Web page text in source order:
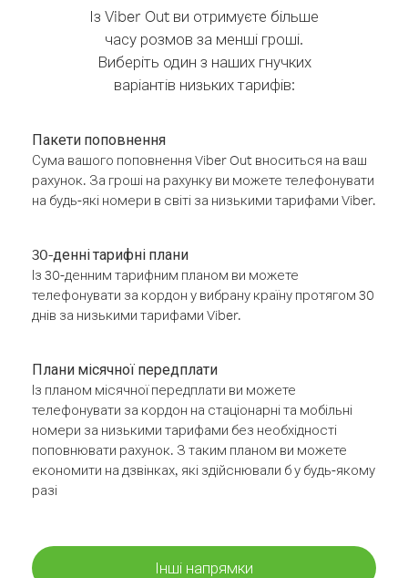
Із Viber Out ви отримуєте більше
часу розмов за менші гроші.
Виберіть один з наших гнучких
варіантів низьких тарифів:
Пакети поповнення
Сума вашого поповнення Viber Out вноситься на ваш
рахунок. За гроші на рахунку ви можете телефонувати
на будь-які номери в світі за низькими тарифами Viber.
30-денні тарифні плани
Із 30-денним тарифним планом ви можете
телефонувати за кордон у вибрану країну протягом 30
днів за низькими тарифами Viber.
Плани місячної передплати
Із планом місячної передплати ви можете
телефонувати за кордон на стаціонарні та мобільні
номери за низькими тарифами без необхідності
поповнювати рахунок. З таким планом ви можете
економити на дзвінках, які здійснювали б у будь-якому
разі
Інші напрямки